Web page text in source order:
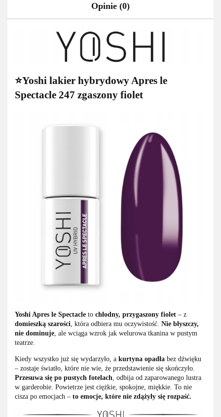
Opinie (0)
⭐Yoshi lakier hybrydowy Apres le
Spectacle 247 zgaszony fiolet
Yoshi Apres le Spectacle to chłodny, przygaszony fiolet – z
domieszką szarości , która odbiera mu oczywistość. Nie błyszczy,
nie dominuje , ale wciąga wzrok jak welurowa tkanina w pustym
teatrze.
Kiedy wszystko już się wydarzyło, a kurtyna opadła bez dźwięku
– zostaje światło, które nie wie, że przedstawienie się skończyło.
Przesuwa się po pustych fotelach , odbija od zaparowanego lustra
w garderobie. Powietrze jest ciężkie, spokojne, miękkie. To nie
cisza po emocjach – to emocje, które nie zdążyły się rozpaść.